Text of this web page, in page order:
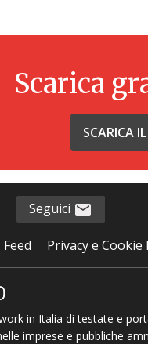
Scarica
SCARICA
Seguici
Feed Privacy e Cookie
in Italia di testate e
imprese e pubbliche